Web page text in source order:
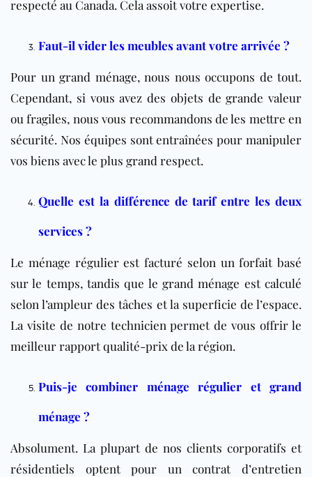
respecté au Canada. Cela assoit votre expertise.
Faut-il vider les meubles avant votre arrivée ?
Pour un grand ménage, nous nous occupons de tout.
Cependant, si vous avez des objets de grande valeur
ou fragiles, nous vous recommandons de les mettre en
sécurité. Nos équipes sont entraînées pour manipuler
vos biens avec le plus grand respect.
Quelle est la différence de tarif entre les deux
services ?
Le ménage régulier est facturé selon un forfait basé
sur le temps, tandis que le grand ménage est calculé
selon l’ampleur des tâches et la superficie de l’espace.
La visite de notre technicien permet de vous offrir le
meilleur rapport qualité-prix de la région.
Puis-je combiner ménage régulier et grand
ménage ?
Absolument. La plupart de nos clients corporatifs et
résidentiels optent pour un contrat d’entretien